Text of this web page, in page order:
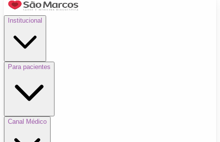
Institucional
Para pacientes
Canal Médico